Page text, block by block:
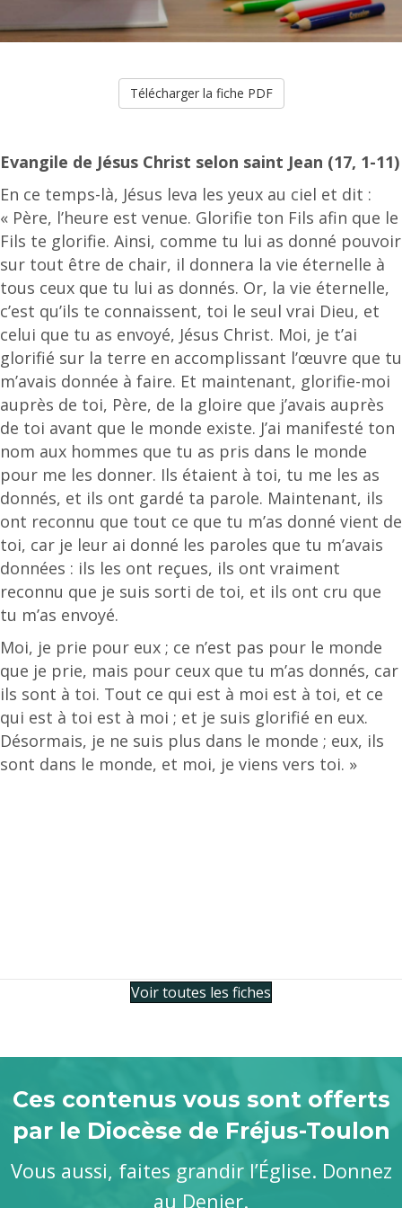
Télécharger la fiche PDF
Evangile de Jésus Christ selon saint Jean (17, 1-11)
En ce temps-là, Jésus leva les yeux au ciel et dit :
« Père, l’heure est venue. Glorifie ton Fils afin que le
Fils te glorifie. Ainsi, comme tu lui as donné pouvoir
sur tout être de chair, il donnera la vie éternelle à
tous ceux que tu lui as donnés. Or, la vie éternelle,
c’est qu’ils te connaissent, toi le seul vrai Dieu, et
celui que tu as envoyé, Jésus Christ. Moi, je t’ai
glorifié sur la terre en accomplissant l’œuvre que tu
m’avais donnée à faire. Et maintenant, glorifie-moi
auprès de toi, Père, de la gloire que j’avais auprès
de toi avant que le monde existe. J’ai manifesté ton
nom aux hommes que tu as pris dans le monde
pour me les donner. Ils étaient à toi, tu me les as
donnés, et ils ont gardé ta parole. Maintenant, ils
ont reconnu que tout ce que tu m’as donné vient de
toi, car je leur ai donné les paroles que tu m’avais
données : ils les ont reçues, ils ont vraiment
reconnu que je suis sorti de toi, et ils ont cru que
tu m’as envoyé.
Moi, je prie pour eux ; ce n’est pas pour le monde
que je prie, mais pour ceux que tu m’as donnés, car
ils sont à toi. Tout ce qui est à moi est à toi, et ce
qui est à toi est à moi ; et je suis glorifié en eux.
Désormais, je ne suis plus dans le monde ; eux, ils
sont dans le monde, et moi, je viens vers toi. »
Voir toutes les fiches
Ces contenus vous sont offerts
par le Diocèse de Fréjus-Toulon
Vous aussi, faites grandir l’Église. Donnez
au Denier.